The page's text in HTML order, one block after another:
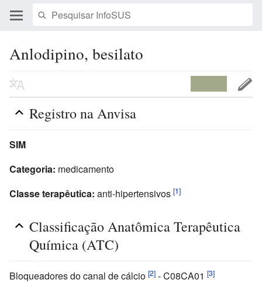
Anlodipino, besilato
Registro na Anvisa
SIM
Categoria: medicamento
Classe terapêutica: anti-hipertensivos [1]
Classificação Anatômica Terapêutica
Química (ATC)
Bloqueadores do canal de cálcio [2] - C08CA01 [3]